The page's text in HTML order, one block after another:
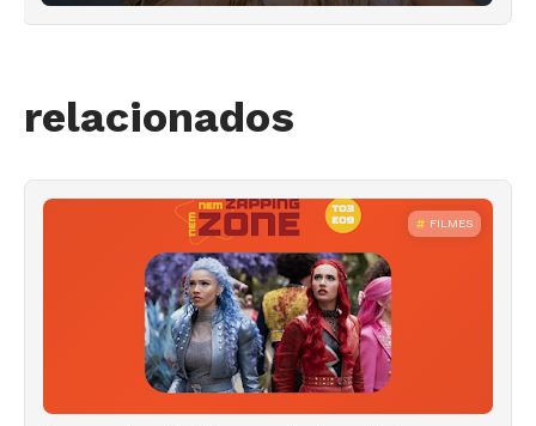
relacionados
FILMES